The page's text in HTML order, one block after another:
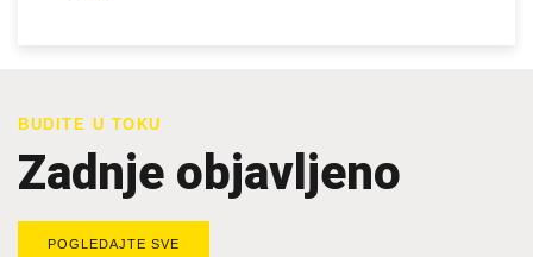
BUDITE U TOKU
Zadnje objavljeno
POGLEDAJTE SVE